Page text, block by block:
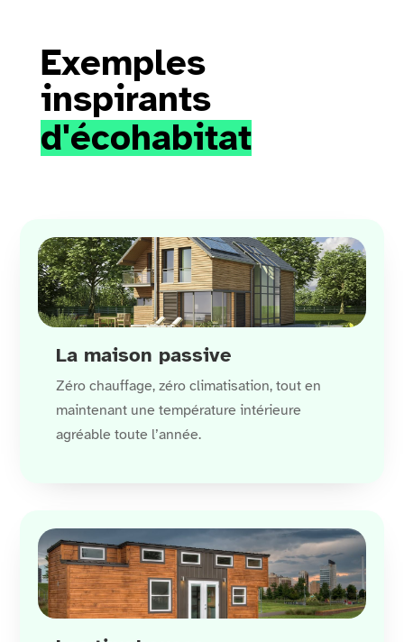
Exemples
inspirants
d'écohabitat
La maison passive
Zéro chauffage, zéro climatisation, tout en
maintenant une température intérieure
agréable toute l’année.